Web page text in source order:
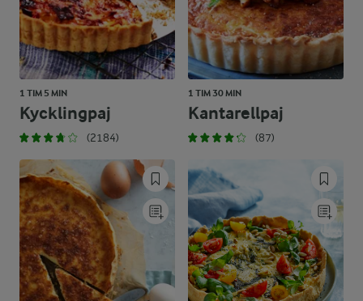
1 TIM 5 MIN
Kycklingpaj
(2184)
1 TIM 30 MIN
Kantarellpaj
(87)